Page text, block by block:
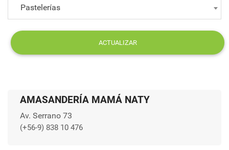
Pastelerías
ACTUALIZAR
AMASANDERÍA MAMÁ NATY
Av. Serrano 73
(+56-9) 838 10 476